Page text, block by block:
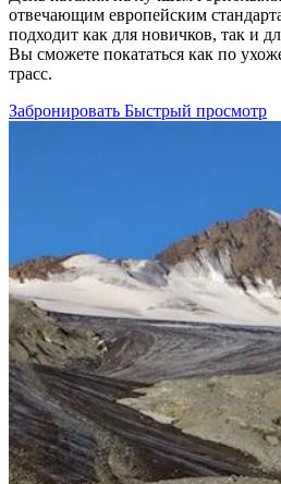
отвечающим европейским
подходит как для новичков, так и
Вы сможете покататься как по
трасс.
Забронировать Быстрый просмотр